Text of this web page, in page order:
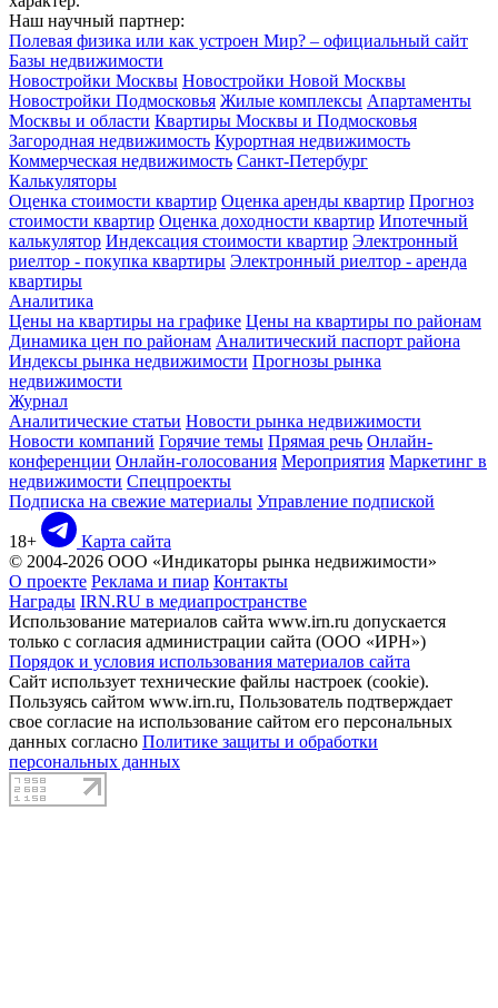
Наш научный партнер:
Полевая физика или как устроен Мир? – официальный сайт
Базы недвижимости
Новостройки Москвы Новостройки Новой Москвы
Новостройки Подмосковья Жилые комплексы Апартаменты
Москвы и области Квартиры Москвы и Подмосковья
Загородная недвижимость Курортная недвижимость
Коммерческая недвижимость Санкт-Петербург
Калькуляторы
Оценка стоимости квартир Оценка аренды квартир Прогноз
стоимости квартир Оценка доходности квартир Ипотечный
калькулятор Индексация стоимости квартир Электронный
риелтор - покупка квартиры Электронный риелтор - аренда
квартиры
Аналитика
Цены на квартиры на графике Цены на квартиры по районам
Динамика цен по районам Аналитический паспорт района
Индексы рынка недвижимости Прогнозы рынка
недвижимости
Журнал
Аналитические статьи Новости рынка недвижимости
Новости компаний Горячие темы Прямая речь Онлайн-
конференции Онлайн-голосования Мероприятия Маркетинг в
недвижимости Спецпроекты
Подписка на свежие материалы Управление подпиской
18+
Карта сайта
© 2004-2026 ООО «Индикаторы рынка недвижимости»
О проекте Реклама и пиар Контакты
Награды IRN.RU в медиапространстве
Использование материалов сайта www.irn.ru допускается
только с согласия администрации сайта (ООО «ИРН»)
Порядок и условия использования материалов сайта
Сайт использует технические файлы настроек (cookie).
Пользуясь сайтом www.irn.ru, Пользователь подтверждает
свое согласие на использование сайтом его персональных
данных согласно Политике защиты и обработки
персональных данных